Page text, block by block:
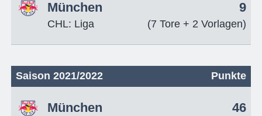
München
CHL: Liga
9
(7 Tore + 2 Vorlagen)
Saison 2021/2022 Punkte
München 46